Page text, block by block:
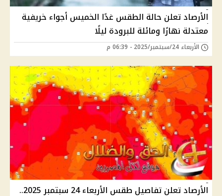
الأرصاد تعلن حالة الطقس غدًا الخميس أجواء خريفية
معتدلة نهارًا ومائلة للبرودة ليلًا
الأربعاء 24/سبتمبر/2025 - 06:39 م
الأرصاد تعلن تفاصيل طقس الأربعاء 24 سبتمبر 2025..